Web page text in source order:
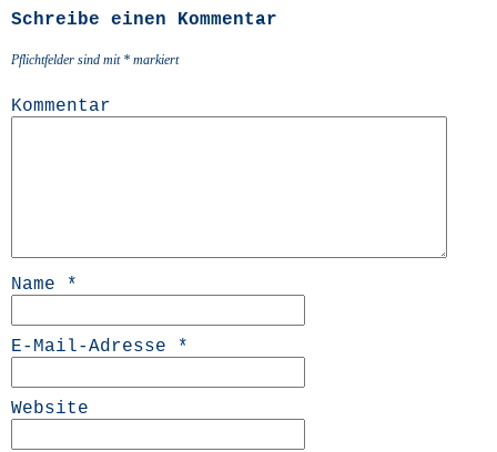
Schreibe einen Kommentar
Pflichtfelder sind mit * markiert
Kommentar
Name *
E-Mail-Adresse *
Website